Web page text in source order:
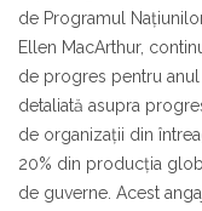
de Programul
Ellen MacArthur,
de progres pentru
detaliată asupra
de organizații din
20% din producția
de guverne. Acest